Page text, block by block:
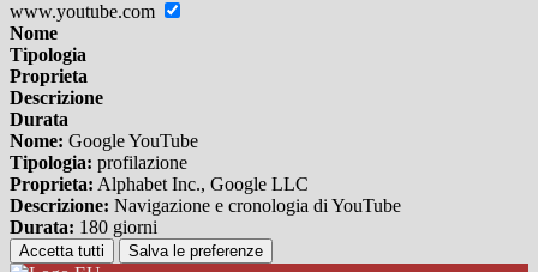
www.youtube.com
Nome
Tipologia
Proprieta
Descrizione
Durata
Nome: Google YouTube
Tipologia: profilazione
Proprieta: Alphabet Inc., Google LLC
Descrizione: Navigazione e cronologia di YouTube
Durata: 180 giorni
Accetta tutti Salva le preferenze